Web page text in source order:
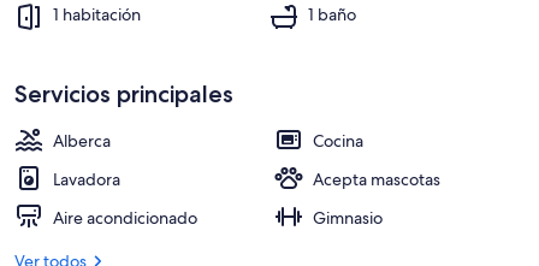
Alberca al aire libre
1 habitación 1 baño
Servicios principales
Alberca
Cocina
Lavadora
Acepta mascotas
Aire acondicionado
Gimnasio
Ver todos